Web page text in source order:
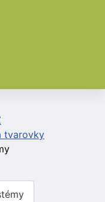
tvarovky